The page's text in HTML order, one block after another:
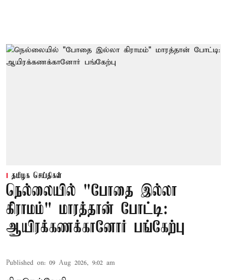
தமிழக செய்திகள்
நெல்லையில் "போதை இல்லா
கிராமம்" மாரத்தான் போட்டி:
ஆயிரக்கணக்கானோர் பங்கேற்பு
Published on: 09 Aug 2026, 9:02 am